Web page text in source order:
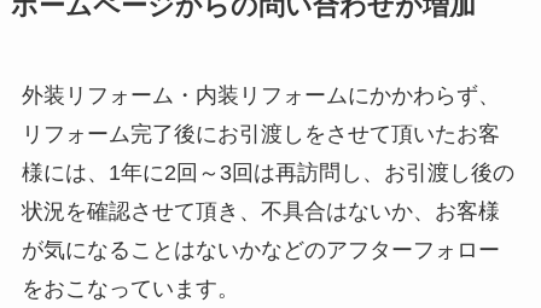
外装リフォーム・内装リフォームにかかわらず、
リフォーム完了後にお引渡しをさせて頂いたお客
様には、1年に2回～3回は再訪問し、お引渡し後の
状況を確認させて頂き、不具合はないか、お客様
が気になることはないかなどのアフターフォロー
をおこなっています。